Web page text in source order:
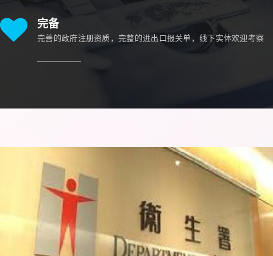
完备
完善的政府注册资质，完整的进出口报关单，线下实体欢迎考察